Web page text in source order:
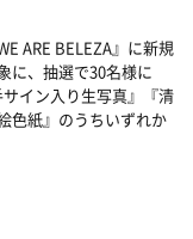
ARE BELEZA』に新規
に、抽選で30名様に
サイン入り生写真』『清
色紙』のうちいずれか